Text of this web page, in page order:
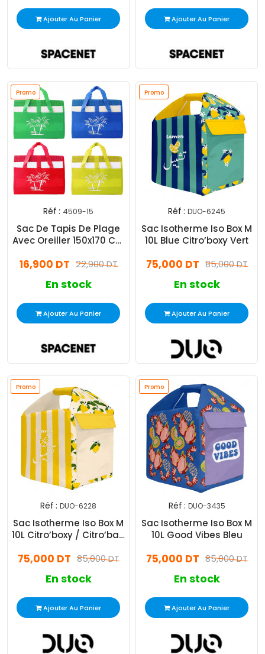
Ajouter Au Panier Ajouter Au Panier
Promo
Réf : 4509-15
Sac De Tapis De Plage
Avec Oreiller 150x170 Cm
22,900 DT
16,900 DT
En stock
Ajouter Au Panier
Promo
Réf : DUO-6245
Sac Isotherme Iso Box M
10L Blue Citro’boxy Vert
85,000 DT
75,000 DT
En stock
Ajouter Au Panier
Promo
Réf : DUO-6228
Sac Isotherme Iso Box M
10L Citro’boxy / Citro’bag
85,000 DT
75,000 DT
En stock
Ajouter Au Panier
Promo
Réf : DUO-3435
Sac Isotherme Iso Box M
10L Good Vibes Bleu
85,000 DT
75,000 DT
En stock
Ajouter Au Panier